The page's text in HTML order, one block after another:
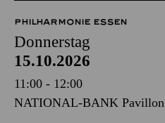
PHILHARMONIE ESSEN
Donnerstag
15.10.2026
11:00 - 12:00
NATIONAL-BANK Pavillon